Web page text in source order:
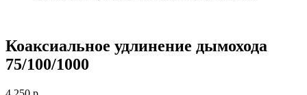
Коаксиальное удлинение дымохода
75/100/1000